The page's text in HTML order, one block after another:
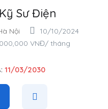
Sư Điện
Nội
10/10/2024
VNĐ/ tháng
11/03/2030